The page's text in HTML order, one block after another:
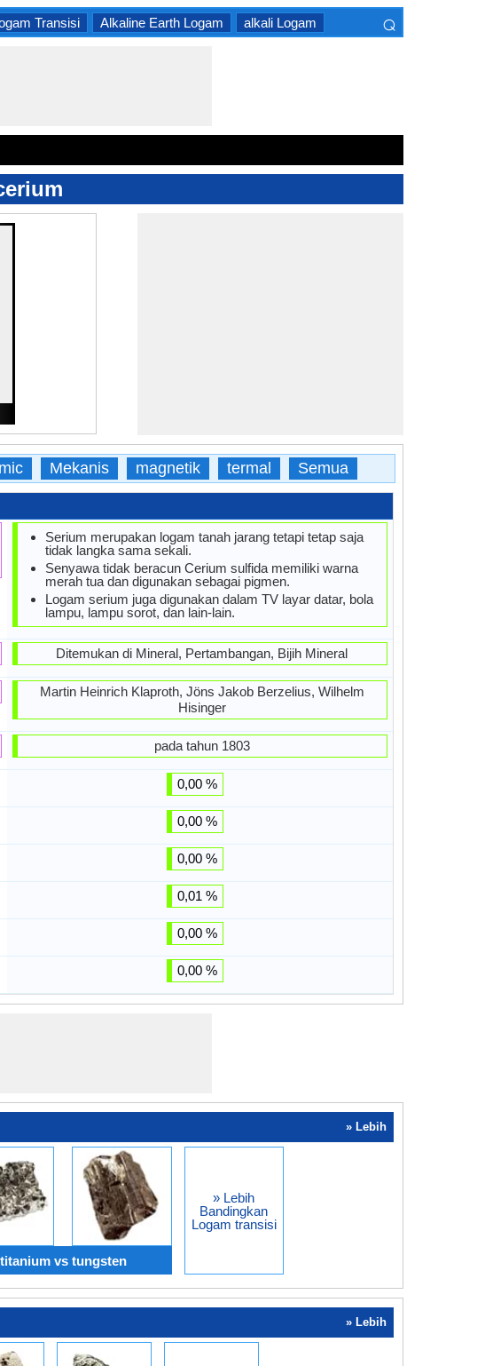
Transisi Alkaline Earth Logam alkali Logam ⌕
Mekanis magnetik termal Semua
Serium merupakan logam tanah jarang tetapi tetap saja
tidak langka sama sekali.
Senyawa tidak beracun Cerium sulfida memiliki warna
merah tua dan digunakan sebagai pigmen.
Logam serium juga digunakan dalam TV layar datar, bola
lampu, lampu sorot, dan lain-lain.
Ditemukan di Mineral, Pertambangan, Bijih Mineral
Martin Heinrich Klaproth, Jöns Jakob Berzelius, Wilhelm
Hisinger
pada tahun 1803
0,00 %
0,00 %
0,00 %
0,01 %
0,00 %
0,00 %
» Lebih
titanium vs tungsten
» Lebih
Bandingkan
Logam transisi
» Lebih